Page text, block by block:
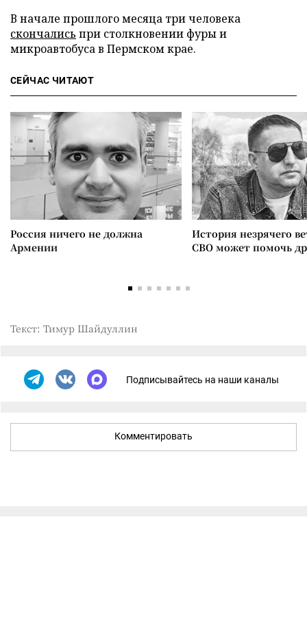
В начале прошлого месяца три человека
скончались при столкновении фуры и
микроавтобуса в Пермском крае.
СЕЙЧАС ЧИТАЮТ
Россия ничего не должна
Армении
История незрячего
СВО может помочь
Текст: Тимур Шайдуллин
Подписывайтесь на наши каналы
Комментировать